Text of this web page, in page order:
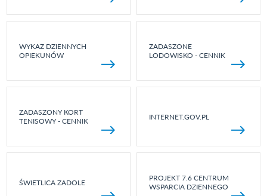
WYKAZ DZIENNYCH
OPIEKUNÓW
ZADASZONE
LODOWISKO - CENNIK
ZADASZONY KORT
TENISOWY - CENNIK
INTERNET.GOV.PL
ŚWIETLICA ZADOLE
PROJEKT 7.6 CENTRUM
WSPARCIA DZIENNEGO